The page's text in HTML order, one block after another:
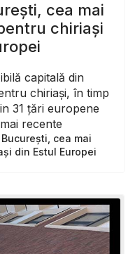
cea mai
chiriași
capitală din
chiriași, în timp
31 țări europene
recente
cea mai
din Estul Europei